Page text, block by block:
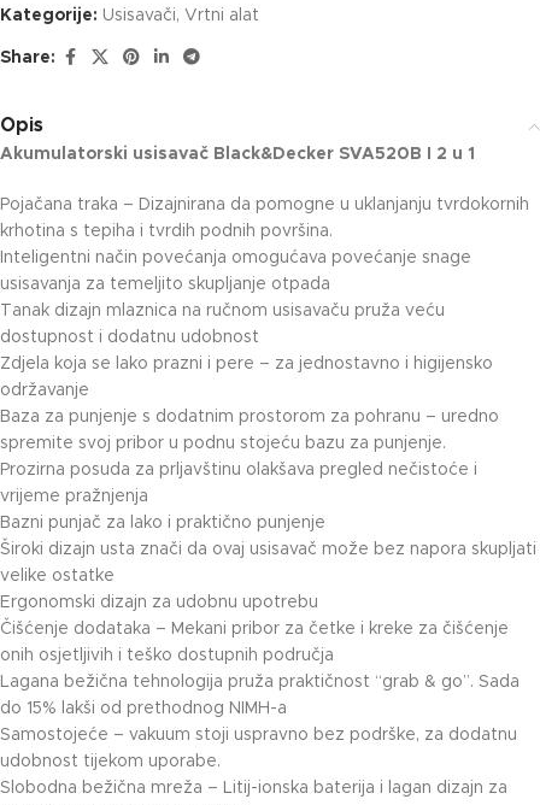
Kategorije: Usisavači, Vrtni alat
Share:
Opis
Akumulatorski usisavač Black&Decker SVA520B I 2 u 1
Pojačana traka – Dizajnirana da pomogne u uklanjanju tvrdokornih
krhotina s tepiha i tvrdih podnih površina.
Inteligentni način povećanja omogućava povećanje snage
usisavanja za temeljito skupljanje otpada
Tanak dizajn mlaznica na ručnom usisavaču pruža veću
dostupnost i dodatnu udobnost
Zdjela koja se lako prazni i pere – za jednostavno i higijensko
održavanje
Baza za punjenje s dodatnim prostorom za pohranu – uredno
spremite svoj pribor u podnu stojeću bazu za punjenje.
Prozirna posuda za prljavštinu olakšava pregled nečistoće i
vrijeme pražnjenja
Bazni punjač za lako i praktično punjenje
Široki dizajn usta znači da ovaj usisavač može bez napora skupljati
velike ostatke
Ergonomski dizajn za udobnu upotrebu
Čišćenje dodataka – Mekani pribor za četke i kreke za čišćenje
onih osjetljivih i teško dostupnih područja
Lagana bežična tehnologija pruža praktičnost “grab & go”. Sada
do 15% lakši od prethodnog NIMH-a
Samostojeće – vakuum stoji uspravno bez podrške, za dodatnu
udobnost tijekom uporabe.
Slobodna bežična mreža – Litij-ionska baterija i lagan dizajn za